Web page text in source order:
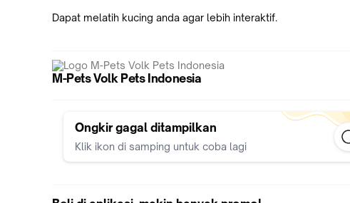
Dapat melatih kucing anda agar lebih interaktif.
M-Pets Volk Pets Indonesia
Ongkir gagal ditampilkan
Klik ikon di samping untuk coba lagi